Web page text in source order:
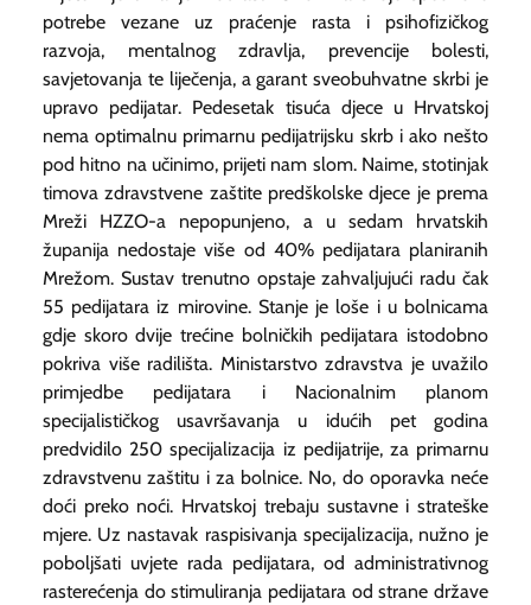
potrebe vezane uz praćenje rasta i psihofizičkog
razvoja, mentalnog zdravlja, prevencije bolesti,
savjetovanja te liječenja, a garant sveobuhvatne skrbi je
upravo pedijatar. Pedesetak tisuća djece u Hrvatskoj
nema optimalnu primarnu pedijatrijsku skrb i ako nešto
pod hitno na učinimo, prijeti nam slom. Naime, stotinjak
timova zdravstvene zaštite predškolske djece je prema
Mreži HZZO-a nepopunjeno, a u sedam hrvatskih
županija nedostaje više od 40% pedijatara planiranih
Mrežom. Sustav trenutno opstaje zahvaljujući radu čak
55 pedijatara iz mirovine. Stanje je loše i u bolnicama
gdje skoro dvije trećine bolničkih pedijatara istodobno
pokriva više radilišta. Ministarstvo zdravstva je uvažilo
primjedbe pedijatara i Nacionalnim planom
specijalističkog usavršavanja u idućih pet godina
predvidilo 250 specijalizacija iz pedijatrije, za primarnu
zdravstvenu zaštitu i za bolnice. No, do oporavka neće
doći preko noći. Hrvatskoj trebaju sustavne i strateške
mjere. Uz nastavak raspisivanja specijalizacija, nužno je
poboljšati uvjete rada pedijatara, od administrativnog
rasterećenja do stimuliranja pedijatara od strane države